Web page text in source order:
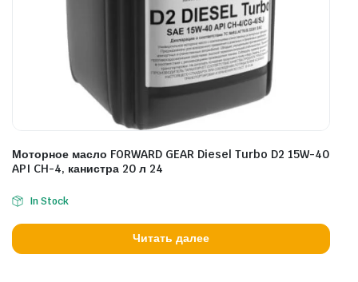
Моторное масло FORWARD GEAR Diesel Turbo D2 15W-40
API CH-4, канистра 20 л 24
In Stock
Читать далее